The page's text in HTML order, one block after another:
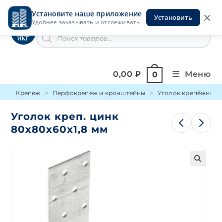
Установите наше приложение
Удобнее заказывать и отслеживать
Установить
Перейти
содержимомуИнструменты на Горской
товаров
0,00₽ 0 Меню
Крепеж Перфокрепеж и кронштейны Уголок крепёжный
Уголок креп. цинк
80х80х60х1,8 мм